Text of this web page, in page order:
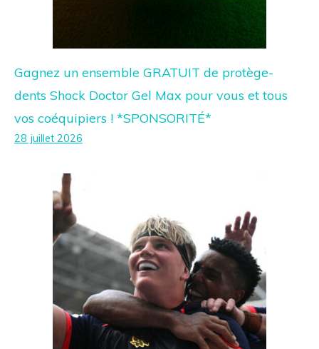
Gagnez un ensemble GRATUIT de protège-
dents Shock Doctor Gel Max pour vous et tous
vos coéquipiers ! *SPONSORITÉ*
28 juillet 2026